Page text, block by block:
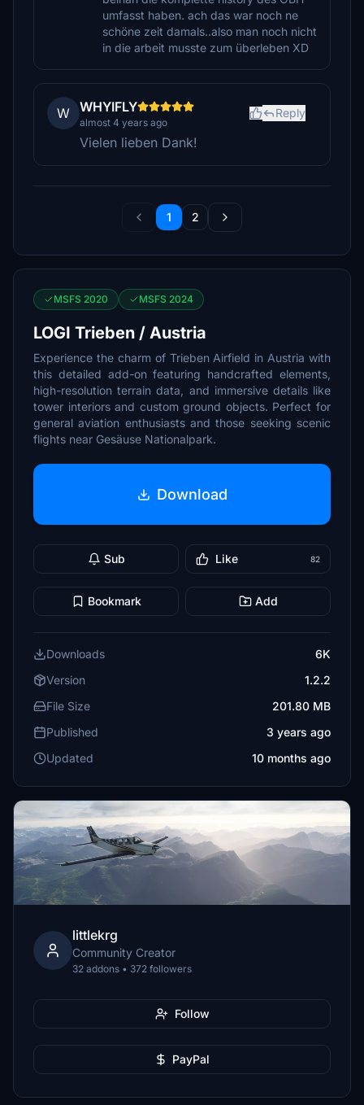
umfasst haben. ach das war noch ne
schöne zeit damals..also man noch nicht
in die arbeit musste zum überleben XD
W WHYIFLY
almost 4 years ago
Reply
Vielen lieben Dank!
1 2
MSFS 2020 MSFS 2024
LOGI Trieben / Austria
Experience the charm of Trieben Airfield in Austria with
this detailed add-on featuring handcrafted elements,
high-resolution terrain data, and immersive details like
tower interiors and custom ground objects. Perfect for
general aviation enthusiasts and those seeking scenic
flights near Gesäuse Nationalpark.
Download
Sub Like 82
Bookmark Add
Downloads
6K
Version
1.2.2
File Size
201.80 MB
Published
3 years ago
Updated
10 months ago
littlekrg
Community Creator
32 addons • 372 followers
Follow
PayPal